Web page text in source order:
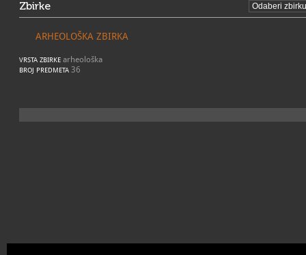
Zbirke
ARHEOLOŠKA ZBIRKA
VRSTA ZBIRKE arheološka
BROJ PREDMETA 36